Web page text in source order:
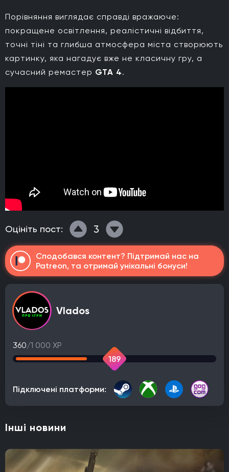
Порівняння виглядає справді вражаюче:
покращене освітлення, реалістичні відбиття,
точні тіні та глибша атмосфера міста створюють
картинку, яка нагадує вже не класичну гру, а
сучасний ремастер GTA 4.
Оцініть пост: 3
Сподобався контент? Підтримай нас на
Patreon, та отримай унікальні бонуси!
Vlados
360/1 000 XP
189
Підключені платформи:
Інші новини